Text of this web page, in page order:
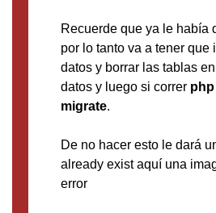
Recuerde que ya le había
por lo tanto va a tener que
datos y borrar las tablas
datos y luego si correr
migrate.
De no hacer esto le dará
already exist aquí una
error